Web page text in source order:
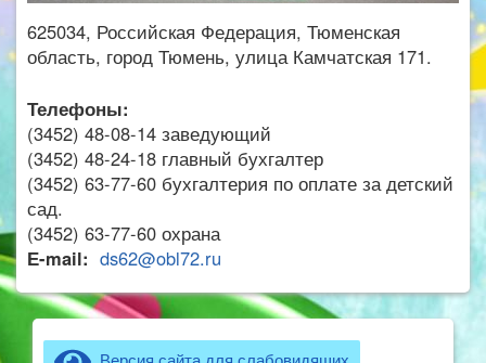
625034, Российская Федерация, Тюменская
область, город Тюмень, улица Камчатская 171.
Телефоны:
(3452) 48-08-14 заведующий
(3452) 48-24-18 главный бухгалтер
(3452) 63-77-60 бухгалтерия по оплате за детский
сад.
(3452) 63-77-60 охрана
Е-mail: ds62@obl72.ru